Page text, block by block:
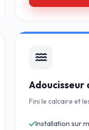
Adoucisseur
Fini le calcaire et
Installation sur